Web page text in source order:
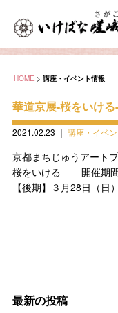
HOME > 講座・イベント情報
華道京展-桜をいける-
2021.02.23 ｜ 講座・イベ
京都まちじゅうアート
桜をいける 開催期間
【後期】３月28日（日
最新の投稿